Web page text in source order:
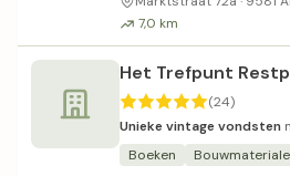
7,0 km
Het Trefpunt
(24)
Unieke vintage vondsten
aanbod in oude radio's.
Boeken